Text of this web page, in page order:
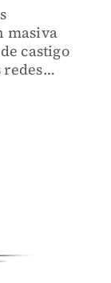
masiva
castigo